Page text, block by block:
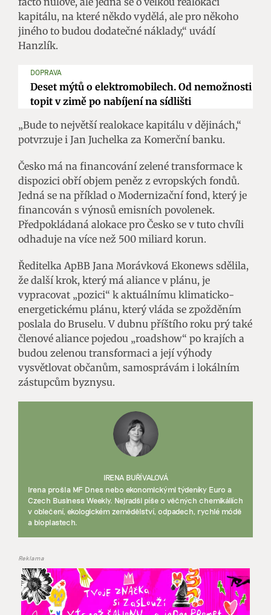
kapitálu, na které někdo vydělá, ale pro někoho
jiného to budou dodatečné náklady,“ uvádí
Hanzlík.
DOPRAVA
Deset mýtů o elektromobilech. Od nemožnosti
topit v zimě po nabíjení na sídlišti
„Bude to největší realokace kapitálu v dějinách,“
potvrzuje i Jan Juchelka za Komerční banku.
Česko má na financování zelené transformace k
dispozici obří objem peněz z evropských fondů.
Jedná se na příklad o Modernizační fond, který je
financován s výnosů emisních povolenek.
Předpokládaná alokace pro Česko se v tuto chvíli
odhaduje na více než 500 miliard korun.
Ředitelka ApBB Jana Morávková Ekonews sdělila,
že další krok, který má aliance v plánu, je
vypracovat „pozici“ k aktuálnímu klimaticko-
energetickému plánu, který vláda se zpožděním
poslala do Bruselu. V dubnu příštího roku prý také
členové aliance pojedou „roadshow“ po krajích a
budou zelenou transformaci a její výhody
vysvětlovat občanům, samosprávám i lokálním
zástupcům byznysu.
IRENA BUŘÍVALOVÁ
Irena prošla MF Dnes nebo ekonomickými týdeníky Euro a
Czech Business Weekly. Nejradši píše o věčných chemikáliích
v oblečení, ekologickém zemědělství, odpadech, rychlé módě
a bioplastech.
Reklama